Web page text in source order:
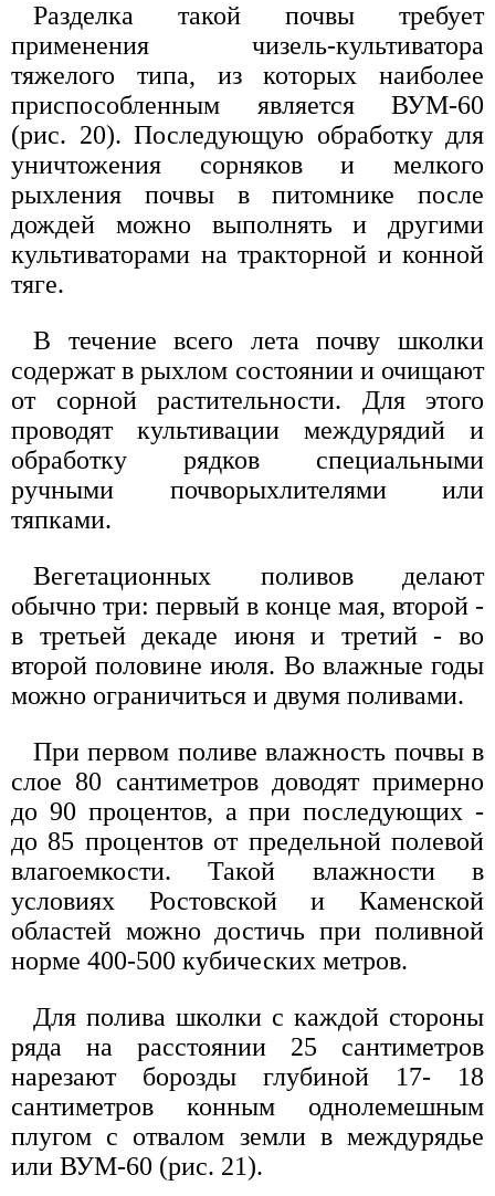
Разделка такой почвы требует
применения чизель-культиватора
тяжелого типа, из которых наиболее
приспособленным является ВУМ-60
(рис. 20). Последующую обработку для
уничтожения сорняков и мелкого
рыхления почвы в питомнике после
дождей можно выполнять и другими
культиваторами на тракторной и конной
тяге.
В течение всего лета почву школки
содержат в рыхлом состоянии и очищают
от сорной растительности. Для этого
проводят культивации междурядий и
обработку рядков специальными
ручными почворыхлителями или
тяпками.
Вегетационных поливов делают
обычно три: первый в конце мая, второй -
в третьей декаде июня и третий - во
второй половине июля. Во влажные годы
можно ограничиться и двумя поливами.
При первом поливе влажность почвы в
слое 80 сантиметров доводят примерно
до 90 процентов, а при последующих -
до 85 процентов от предельной полевой
влагоемкости. Такой влажности в
условиях Ростовской и Каменской
областей можно достичь при поливной
норме 400-500 кубических метров.
Для полива школки с каждой стороны
ряда на расстоянии 25 сантиметров
нарезают борозды глубиной 17- 18
сантиметров конным однолемешным
плугом с отвалом земли в междурядье
или ВУМ-60 (рис. 21).